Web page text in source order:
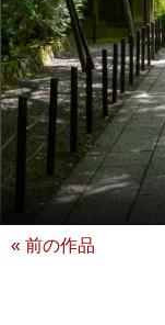
« 前の作品